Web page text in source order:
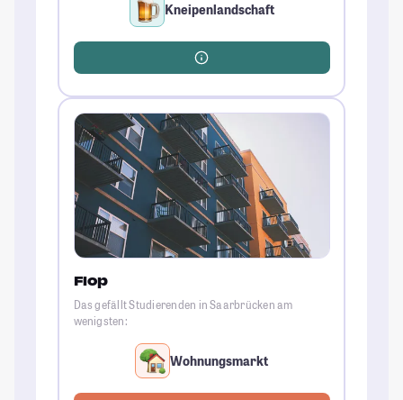
Kneipenlandschaft
Flop
Das gefällt Studierenden in Saarbrücken am
wenigsten:
Wohnungsmarkt